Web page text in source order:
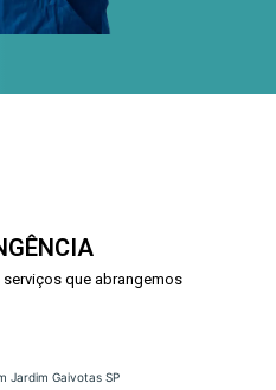
que abrangemos
Jardim Gaivotas SP